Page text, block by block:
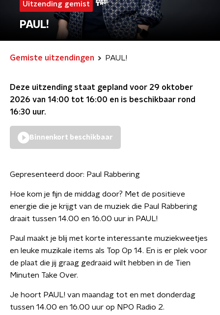
Uitzending gemist
PAUL!
Gemiste uitzendingen PAUL!
Deze uitzending staat gepland voor 29 oktober
2026 van 14:00 tot 16:00 en is beschikbaar rond
16:30 uur.
Binnenkort beschikbaar
Gepresenteerd door: Paul Rabbering
Hoe kom je fijn de middag door? Met de positieve
energie die je krijgt van de muziek die Paul Rabbering
draait tussen 14.00 en 16.00 uur in PAUL!
Paul maakt je blij met korte interessante muziekweetjes
en leuke muzikale items als Top Op 14. En is er plek voor
de plaat die jij graag gedraaid wilt hebben in de Tien
Minuten Take Over.
Je hoort PAUL! van maandag tot en met donderdag
tussen 14.00 en 16.00 uur op NPO Radio 2.